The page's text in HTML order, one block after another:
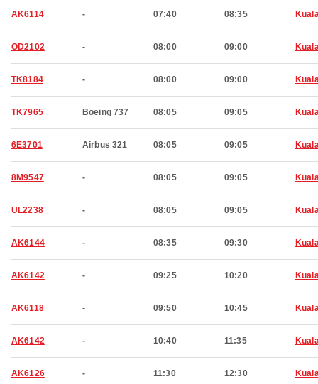
AK6114 - 07:40 08:35
OD2102 - 08:00 09:00
TK8184 - 08:00 09:00
TK7965 Boeing 737 08:05 09:05
6E3701 Airbus 321 08:05 09:05
8M9547 - 08:05 09:05
UL2238 - 08:05 09:05
AK6144 - 08:35 09:30
AK6142 - 09:25 10:20
AK6118 - 09:50 10:45
AK6142 - 10:40 11:35
AK6126 - 11:30 12:30